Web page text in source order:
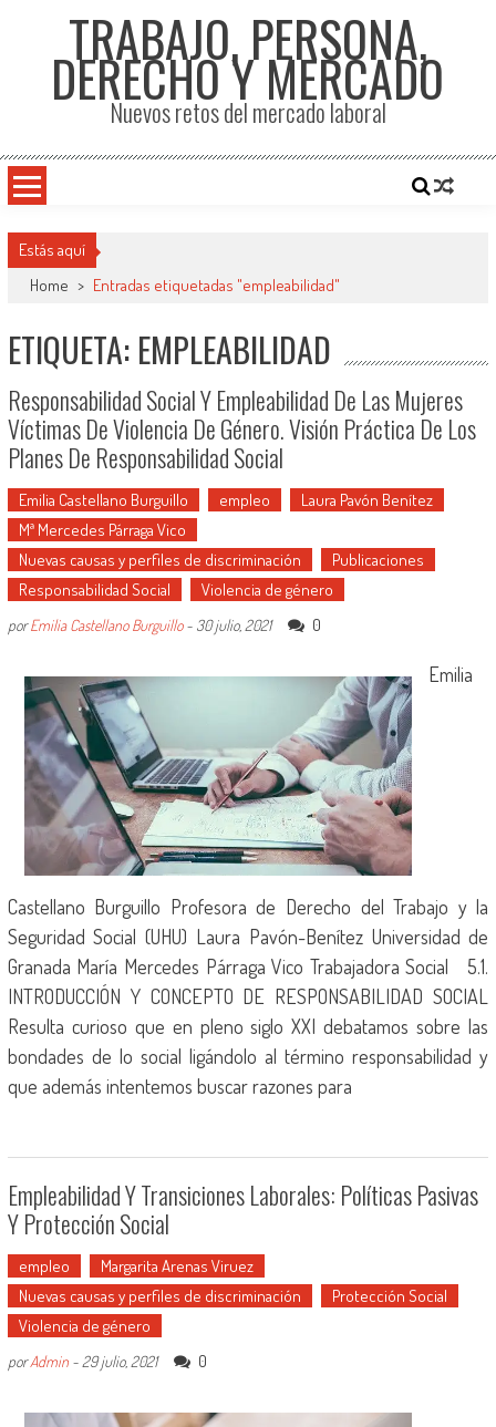
TRABAJO, PERSONA,
DERECHO Y MERCADO
Nuevos retos del mercado laboral
Estás aquí
Home > Entradas etiquetadas "empleabilidad"
ETIQUETA: EMPLEABILIDAD
Responsabilidad Social Y Empleabilidad De Las Mujeres
Víctimas De Violencia De Género. Visión Práctica De Los
Planes De Responsabilidad Social
Emilia Castellano Burguillo empleo
Laura Pavón Benítez
Mª Mercedes Párraga Vico
Nuevas causas y perfiles de discriminación
Publicaciones
Responsabilidad Social
Violencia de género
porEmilia Castellano Burguillo- 30 julio, 2021 0
Emilia
Castellano Burguillo Profesora de Derecho del Trabajo y la
Seguridad Social (UHU) Laura Pavón-Benítez Universidad de
Granada María Mercedes Párraga Vico Trabajadora Social 5.1.
INTRODUCCIÓN Y CONCEPTO DE RESPONSABILIDAD SOCIAL
Resulta curioso que en pleno siglo XXI debatamos sobre las
bondades de lo social ligándolo al término responsabilidad y
que además intentemos buscar razones para
Empleabilidad Y Transiciones Laborales: Políticas Pasivas
Y Protección Social
empleo
Margarita Arenas Viruez
Nuevas causas y perfiles de discriminación
Protección Social
Violencia de género
porAdmin- 29 julio, 2021 0